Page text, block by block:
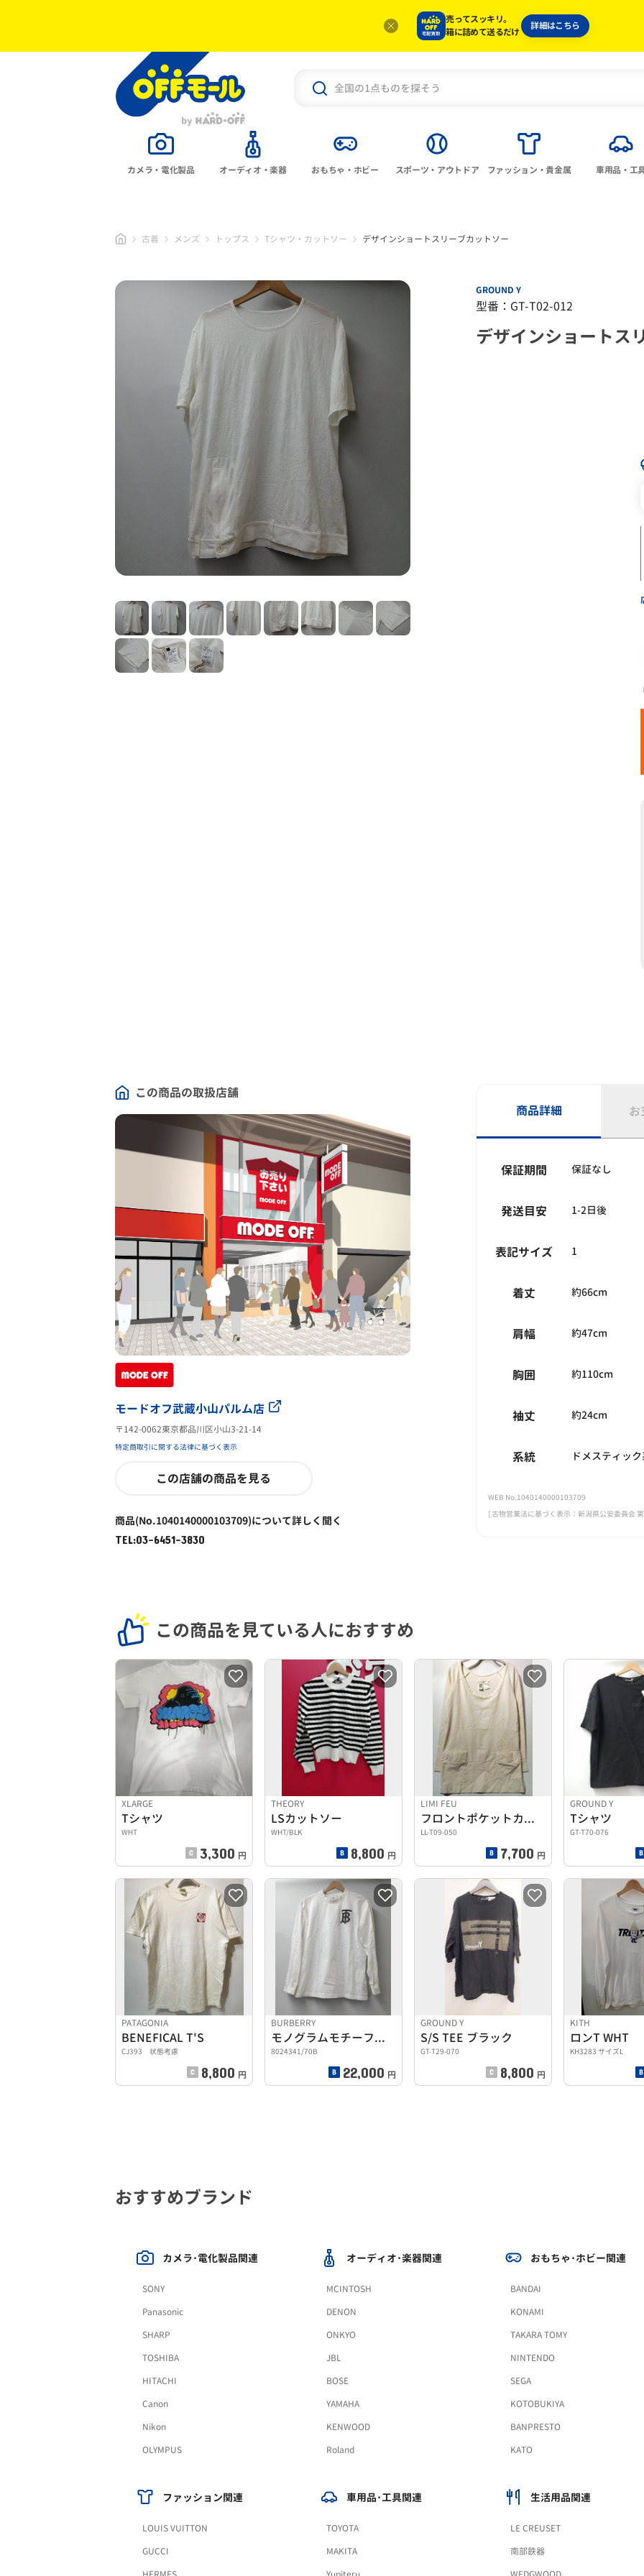
売ってスッキリ。
箱に詰めて送るだけ
詳細はこちら
カメラ・電化製品 オーディオ・楽器 おもちゃ・ホビー スポーツ・アウトドア ファッション・貴金属 車用品・工
古着 メンズ トップス Tシャツ・カットソー デザインショートスリーブカットソー
GROUND Y
型番：GT-T02-012
デザインショートス
この商品の取扱店舗
モードオフ武蔵小山パルム店
〒142-0062東京都品川区小山3-21-14
特定商取引に関する法律に基づく表示
この店舗の商品を見る
商品(No.1040140000103709)について詳しく聞く
TEL:03-6451-3830
商品詳細 お
保証期間 保証なし
発送目安 1-2日後
表記サイズ 1
着丈 約66cm
肩幅 約47cm
胸囲 約110cm
袖丈 約24cm
系統 ドメスティック
WEB No.1040140000103709
[ 古物営業法に基づく表示：新潟県公安委員会
この商品を見ている人におすすめ
XLARGE
Tシャツ
WHT
3,300 円
THEORY
LSカットソー
WHT/BLK
8,800 円
LIMI FEU
フロントポケットカットソー
LL-T09-050
7,700 円
GROUND Y
Tシャツ
GT-T70-076
PATAGONIA
BENEFICAL T'S
CJ393 状態考慮
8,800 円
BURBERRY
モノグラムモチーフロンT
8024341/70B
22,000 円
GROUND Y
S/S TEE ブラック
GT-T29-070
8,800 円
KITH
ロンT WHT
KH3283 サイズL
おすすめブランド
カメラ･電化製品関連
SONY
Panasonic
SHARP
TOSHIBA
HITACHI
Canon
Nikon
OLYMPUS
オーディオ･楽器関連
MCINTOSH
DENON
ONKYO
JBL
BOSE
YAMAHA
KENWOOD
Roland
おもちゃ･ホビー関連
BANDAI
KONAMI
TAKARA TOMY
NINTENDO
SEGA
KOTOBUKIYA
BANPRESTO
KATO
ファッション関連
LOUIS VUITTON
GUCCI
車用品･工具関連
TOYOTA
MAKITA
生活用品関連
LE CREUSET
南部鉄器